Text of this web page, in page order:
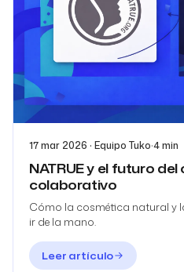
17 mar 2026 · Equipo Tuko·4 min
NATRUE y el futuro
colaborativo
Cómo la cosmética natural y
ir de la mano.
Leer artículo